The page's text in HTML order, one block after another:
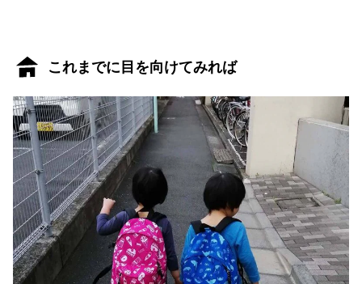
これまでに目を向けてみれば